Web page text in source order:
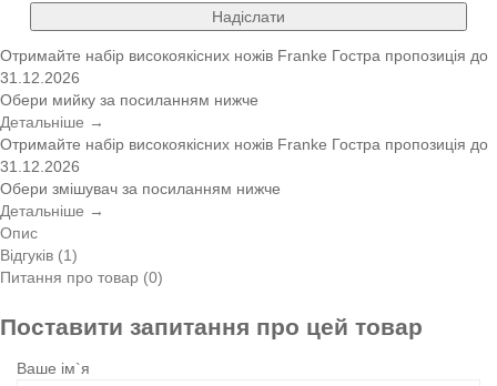
Надіслати
Отримайте набір високоякісних ножів Franke Гостра пропозиція до
31.12.2026
Обери мийку за посиланням нижче
Детальніше →
Отримайте набір високоякісних ножів Franke Гостра пропозиція до
31.12.2026
Обери змішувач за посиланням нижче
Детальніше →
Опис
Відгуків (1)
Питання про товар (0)
Поставити запитання про цей товар
Ваше ім`я